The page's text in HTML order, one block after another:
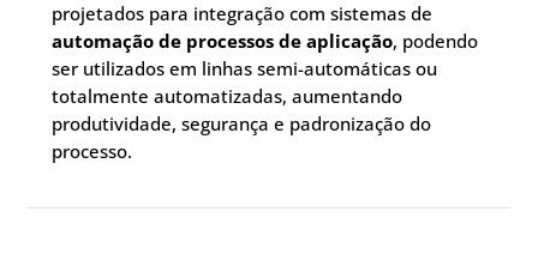
projetados para integração com sistemas de
automação de processos de aplicação, podendo
ser utilizados em linhas semi-automáticas ou
totalmente automatizadas, aumentando
produtividade, segurança e padronização do
processo.